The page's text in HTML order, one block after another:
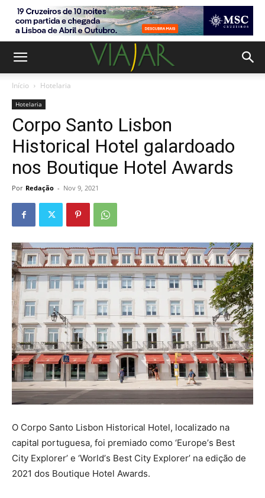
Início Hotelaria
Hotelaria
Corpo Santo Lisbon
Historical Hotel galardoado
nos Boutique Hotel Awards
Por Redação - Nov 9, 2021
O Corpo Santo Lisbon Historical Hotel, localizado na
capital portuguesa, foi premiado como ‘Europe’s Best
City Explorer’ e ‘World’s Best City Explorer’ na edição de
2021 dos Boutique Hotel Awards.